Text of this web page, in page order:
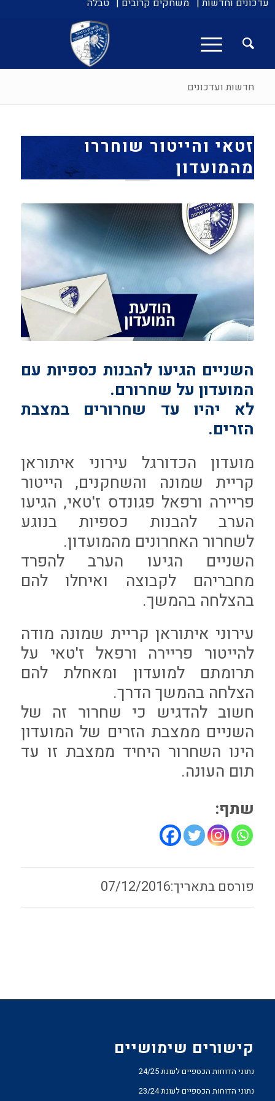
עדכונים וחדשות | משחקים קרובים | טבלה
חדשות ועדכונים
זטאי והייטור שוחררו
מהמועדון
השניים הגיעו להבנות כספיות עם
המועדון על שחרורם.
לא יהיו עד שחרורים במצבת
הזרים.
מועדון הכדורגל עירוני איתוראן
קריית שמונה והשחקנים, הייטור
פריירה ורפאל פגונדס ז'טאי, הגיעו
הערב להבנות כספיות בנוגע
לשחרור האחרונים מהמועדון.
השניים הגיעו הערב להפרד
מחבריהם לקבוצה ואיחלו להם
בהצלחה בהמשך.
עירוני איתוראן קריית שמונה מודה
להייטור פריירה ורפאל ז'טאי על
תרומתם למועדון ומאחלת להם
הצלחה בהמשך הדרך.
חשוב להדגיש כי שחרור זה של
השניים ממצבת הזרים של המועדון
הינו השחרור היחיד ממצבת זו עד
תום העונה.
שתף:
07/12/2016
קישורים שימושיים
נתוני הדוחות הכספיים לעונת 24/25
נתוני הדוחות הכספיים לעונת 23/24